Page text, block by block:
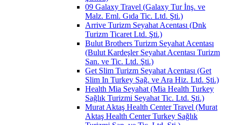
09 Galaxy Travel (Galaxy Tur İnş. ve
Malz. Eml. Gıda Tic. Ltd. Şti.)
Arrive Turizm Seyahat Acentası (Dnk
Turizm Ticaret Ltd. Şti.)
Bulut Brothers Turizm Seyahat Acentası
(Bulut Kardeşler Seyahat Acentası Turizm
San. ve Tic. Ltd. Şti.)
Get Slim Turizm Seyahat Acentası (Get
Slim In Turkey Sağ. ve Ara Hiz. Ltd. Şti.)
Health Mia Seyahat (Mia Health Turkey
Sağlık Turizmi Seyahat Tic. Ltd. Şti.)
Murat Aktaş Health Center Travel (Murat
Aktaş Health Center Turkey Sağlık